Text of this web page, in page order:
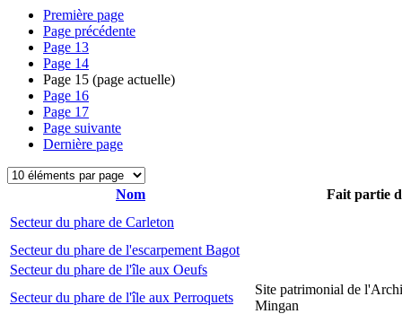
Première page
Page précédente
Page 13
Page 14
Page 15 (page actuelle)
Page 16
Page 17
Page suivante
Dernière page
Nom
Fait partie
Secteur du phare de Carleton
Secteur du phare de l'escarpement Bagot
Secteur du phare de l'île aux Oeufs
Secteur du phare de l'île aux Perroquets
Site patrimonial de
Mingan